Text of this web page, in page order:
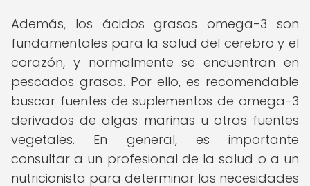
Además, los ácidos grasos omega-3 son
fundamentales para la salud del cerebro y el
corazón, y normalmente se encuentran en
pescados grasos. Por ello, es recomendable
buscar fuentes de suplementos de omega-3
derivados de algas marinas u otras fuentes
vegetales. En general, es importante
consultar a un profesional de la salud o a un
nutricionista para determinar las necesidades